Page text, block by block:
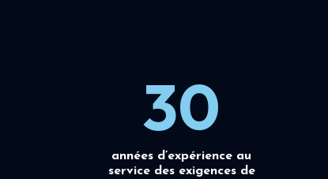
30
années d’expérience au
service des exigences de